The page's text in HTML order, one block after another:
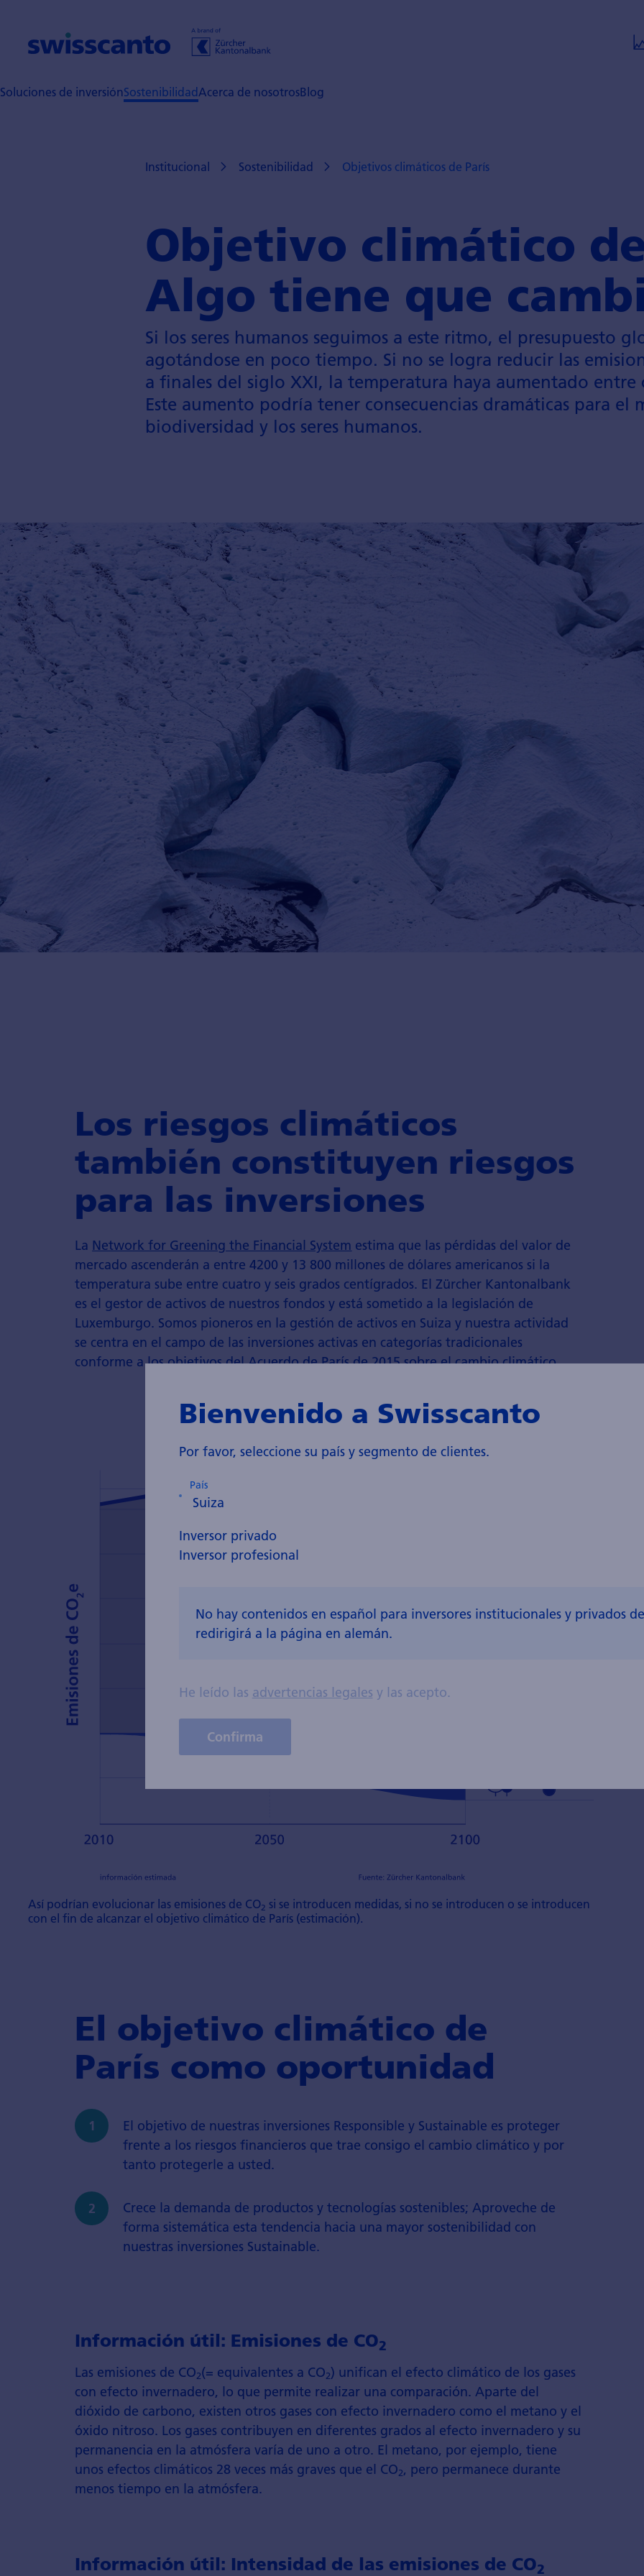
Soluciones de inversiónSostenibilidadAcerca de nosotrosBlog
Institucional Sostenibilidad Objetivos climáticos de París
Objetivo climá­tico
Algo tiene que
Si los seres humanos seguimos a este ritmo, el pre­supuesto
agotán­dose en poco tiempo. Si no se logra reducir las
a finales del siglo XXI, la tempera­tura haya aumentado entre
Este aumento podría tener conse­cuencias dramá­ticas para el
bio­diversidad y los seres humanos.
Los riesgos climáticos
también constituyen riesgos
para las inversiones
La Network for Greening the Financial System estima que las pérdidas del valor de
mercado ascenderán a entre 4200 y 13 800 millones de dólares americanos si la
temperatura sube entre cuatro y seis grados centígrados. El Zürcher Kantonalbank
es el gestor de activos de nuestros fondos y está sometido a la legislación de
Luxemburgo. Somos pioneros en la gestión de activos en Suiza y nuestra actividad
se centra en el campo de las inversiones activas en categorías tradicionales
conforme a los objetivos del Acuerdo de París de 2015 sobre el cambio climático.
Así podrían evolucionar las emisiones de CO2 si se introducen medidas, si no se introducen o se introducen
con el fin de alcanzar el objetivo climático de París (estimación).
El objetivo climático de
París como oportunidad
El objetivo de nuestras inversiones Responsible y Sustainable es proteger
frente a los riesgos financieros que trae consigo el cambio climático y por
tanto protegerle a usted.
Crece la demanda de productos y tecnologías sostenibles; Aproveche de
forma sistemática esta tendencia hacia una mayor sostenibilidad con
nuestras inversiones Sustainable.
Información útil: Emisiones de CO2
Las emisiones de CO2(= equivalentes a CO2) unifican el efecto climático de los gases
con efecto invernadero, lo que permite realizar una comparación. Aparte del
dióxido de carbono, existen otros gases con efecto invernadero como el metano y el
óxido nitroso. Los gases contribuyen en diferentes grados al efecto invernadero y su
permanencia en la atmósfera varía de uno a otro. El metano, por ejemplo, tiene
unos efectos climáticos 28 veces más graves que el CO2, pero permanece durante
menos tiempo en la atmósfera.
Información útil: Intensidad de las emisiones de CO2
Bienvenido a Swisscanto
Por favor, seleccione su país y segmento de clientes.
País
Inversor privado
Inversor profesional
No hay contenidos en español para inversores institucionales y privados de
redirigirá a la página en alemán.
He leído las advertencias legales y las acepto.
Confirma